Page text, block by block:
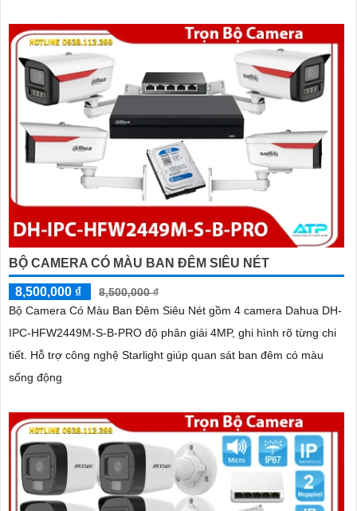
BỘ CAMERA CÓ MÀU BAN ĐÊM SIÊU NÉT
8,500,000 ₫
8,500,000 ₫
Bộ Camera Có Màu Ban Đêm Siêu Nét gồm 4 camera Dahua DH-
IPC-HFW2449M-S-B-PRO độ phân giải 4MP, ghi hình rõ từng chi
tiết. Hỗ trợ công nghệ Starlight giúp quan sát ban đêm có màu
sống động